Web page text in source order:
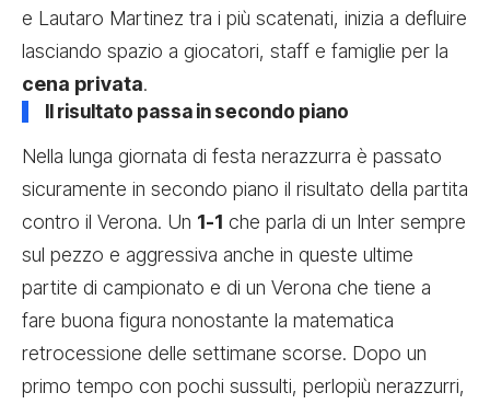
e Lautaro Martinez tra i più scatenati, inizia a defluire
lasciando spazio a giocatori, staff e famiglie per la
cena privata.
Il risultato passa in secondo piano
Nella lunga giornata di festa nerazzurra è passato
sicuramente in secondo piano il risultato della partita
contro il Verona. Un 1-1 che parla di un Inter sempre
sul pezzo e aggressiva anche in queste ultime
partite di campionato e di un Verona che tiene a
fare buona figura nonostante la matematica
retrocessione delle settimane scorse. Dopo un
primo tempo con pochi sussulti, perlopiù nerazzurri,